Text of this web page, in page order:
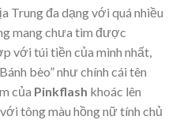
Trung đa dạng với quá nhiều
mang chưa tìm được
với túi tiền của mình nhất,
bèo” như chính cái tên
của Pinkflash khoác lên
tông màu hồng nữ tính chủ